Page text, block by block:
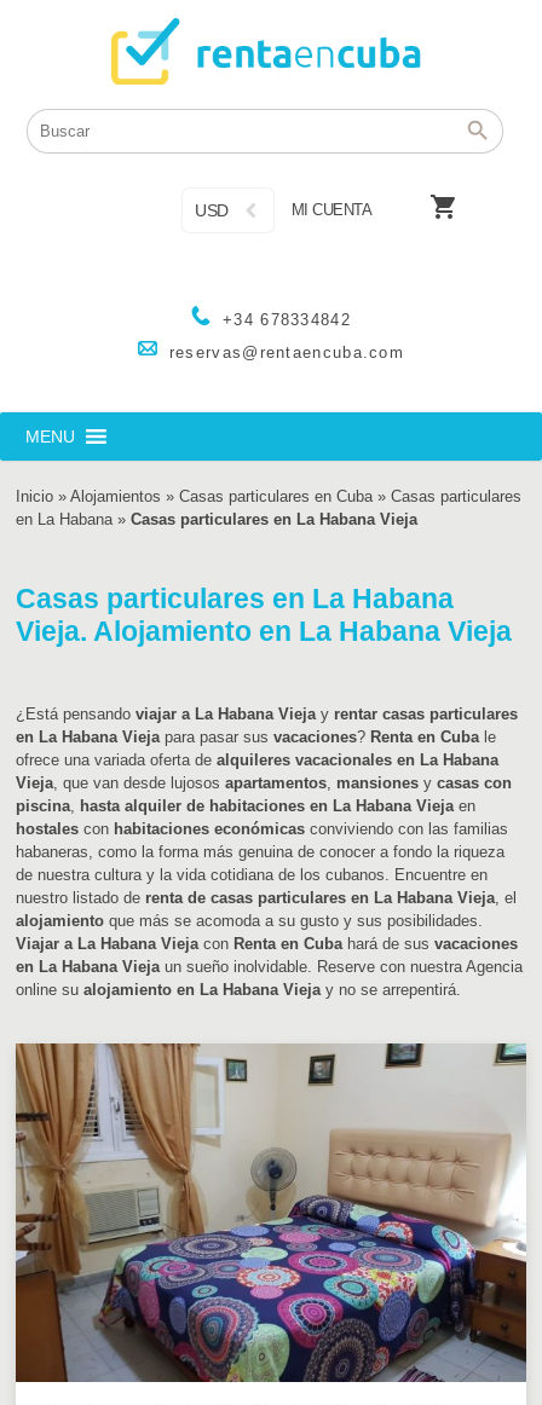
+34 678334842
reservas@rentaencuba.com
USD MI CUENTA 
MENU
Inicio »Alojamientos »Casas particulares en Cuba »Casas particulares
en La Habana »Casas particulares en La Habana Vieja
Casas particulares en La Habana
Vieja. Alojamiento en La Habana Vieja
¿Está pensandoviajar a La Habana Vieja y rentar casas particulares
en La Habana Vieja para pasar susvacaciones? Renta en Cuba le
ofrece una variada oferta dealquileres vacacionales en La Habana
Vieja , que van desde lujososapartamentos mansiones ycasas con
piscina hasta alquiler de habitaciones en La Habana Vieja en
hostales con habitaciones económicas conviviendo con las familias
habaneras, como la forma más genuina de conocer a fondo la riqueza
de nuestra cultura y la vida cotidiana de los cubanos. Encuentre en
nuestro listado de renta de casas particulares en La Habana Vieja , el
alojamiento que más se acomoda a su gusto y sus posibilidades.
Viajar a La Habana Vieja con Renta en Cuba hará de susvacaciones
en La Habana Vieja un sueño inolvidable. Reserve con nuestra Agencia
online sualojamiento en La Habana Vieja y no se arrepentirá.